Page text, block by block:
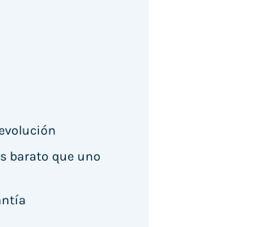
barato que uno